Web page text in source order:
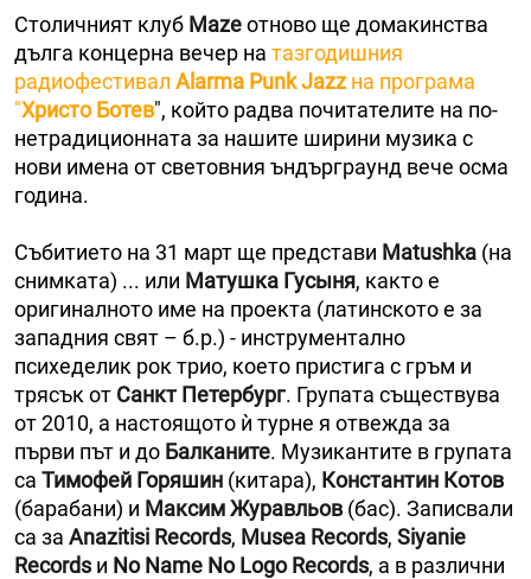
Столичният клуб Mazeотново ще домакинства
дълга концерна вечер на тазгодишния
радиофестивал Alarma Punk Jazz на програма
"Христо Ботев", който радва почитателите на по-
нетрадиционната за нашите ширини музика с
нови имена от световния ъндърграунд вече осма
година.
Събитието на 31 март ще представи Matushka (на
снимката) ... или Матушка Гусыня, както е
оригиналното име на проекта (латинското е за
западния свят – б.р.) - инструментално
психеделик рок трио, което пристига с гръм и
трясък от Санкт Петербург. Групата съществува
от 2010, а настоящото ѝ турне я отвежда за
първи път и до Балканите. Музикантите в групата
са Тимофей Горяшин (китара), Константин Котов
(барабани) и Максим Журавльов (бас). Записвали
са за Anazitisi Records, Musea Records, Siyanie
Records и No Name No Logo Records, а в различни